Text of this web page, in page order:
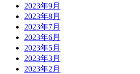
2023年9月
2023年8月
2023年7月
2023年6月
2023年5月
2023年3月
2023年2月